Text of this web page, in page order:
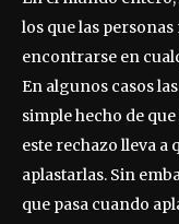
los que las
encontrarse en
En algunos casos
simple hecho de
este rechazo lleva a
aplastarlas. Sin
que pasa cuando